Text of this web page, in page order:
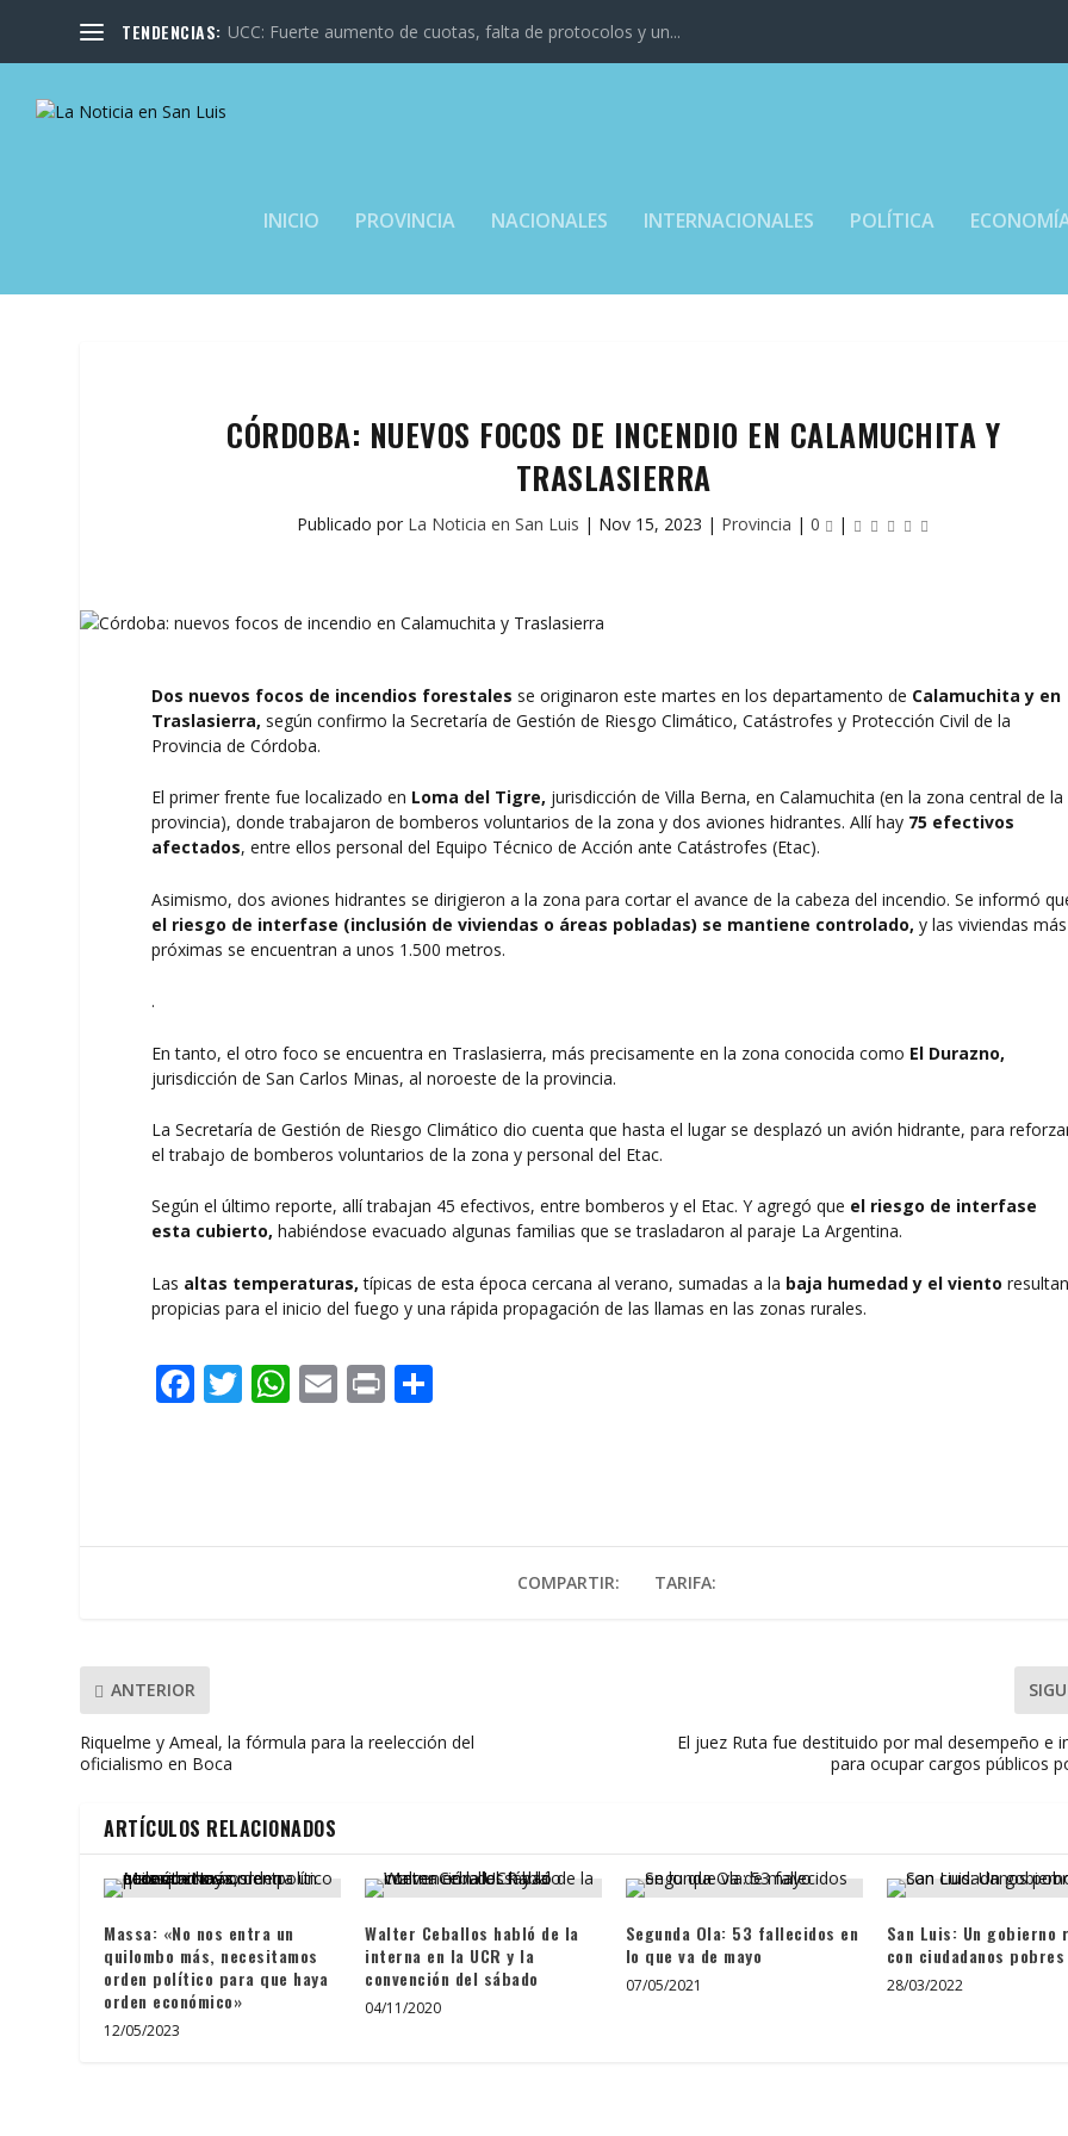
TENDENCIAS: UCC: Fuerte aumento de cuotas, falta de protocolos y un...
INICIO PROVINCIA NACIONALES INTERNACIONALES POLÍTICA
CÓRDOBA: NUEVOS FOCOS DE INCENDIO EN CALAMUCHITA Y
TRASLASIERRA
Publicado por La Noticia en San Luis | Nov 15, 2023 | Provincia | 0 |
Dos nuevos focos de incendios forestales se originaron este martes en los departamento de Calamuchita y en
Traslasierra, según confirmo la Secretaría de Gestión de Riesgo Climático, Catástrofes y Protección Civil de la
Provincia de Córdoba.
El primer frente fue localizado en Loma del Tigre, jurisdicción de Villa Berna, en Calamuchita (en la zona central de la
provincia), donde trabajaron de bomberos voluntarios de la zona y dos aviones hidrantes. Allí hay 75 efectivos
afectados, entre ellos personal del Equipo Técnico de Acción ante Catástrofes (Etac).
Asimismo, dos aviones hidrantes se dirigieron a la zona para cortar el avance de la cabeza del incendio. Se informó
el riesgo de interfase (inclusión de viviendas o áreas pobladas) se mantiene controlado, y las viviendas más
próximas se encuentran a unos 1.500 metros.
.
En tanto, el otro foco se encuentra en Traslasierra, más precisamente en la zona conocida como El Durazno,
jurisdicción de San Carlos Minas, al noroeste de la provincia.
La Secretaría de Gestión de Riesgo Climático dio cuenta que hasta el lugar se desplazó un avión hidrante, para
el trabajo de bomberos voluntarios de la zona y personal del Etac.
Según el último reporte, allí trabajan 45 efectivos, entre bomberos y el Etac. Y agregó que el riesgo de interfase
esta cubierto, habiéndose evacuado algunas familias que se trasladaron al paraje La Argentina.
Las altas temperaturas, típicas de esta época cercana al verano, sumadas a la baja humedad y el viento
propicias para el inicio del fuego y una rápida propagación de las llamas en las zonas rurales.
F
o
T W
A
E Pr
ar
COMPARTIR: TARIFA:
ANTERIOR
Riquelme y Ameal, la fórmula para la reelección del
oficialismo en Boca
El juez Ruta fue destituido por mal desempeño e
para ocupar cargos públicos
ARTÍCULOS RELACIONADOS
Massa: «No nos entra un
quilombo más, necesitamos
orden político para que haya
orden económico»
12/05/2023
Walter Ceballos habló de la
interna en la UCR y la
convención del sábado
04/11/2020
Segunda Ola: 53 fallecidos en
lo que va de mayo
07/05/2021
San Luis: Un gobierno
con ciudadanos pobres
28/03/2022